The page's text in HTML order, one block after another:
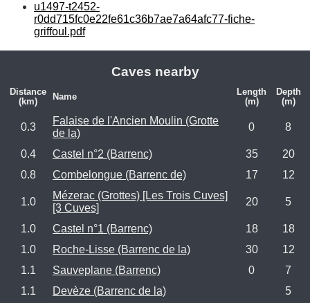
u1497-t2452-
r0dd715fc0e22fe61c36b7ae7a64afc77-fiche-
griffoul.pdf
Caves nearby
Distance
(km)
Name
Length
(m)
Depth
(m)
0.3
Falaise de l'Ancien Moulin (Grotte
de la)
0 8
0.4 Castel n°2 (Barrenc) 35
20
0.8
Combelongue (Barrenc de) 17 12
1.0
Mézerac (Grottes) [Les Trois Cuves]
[3 Cuves]
20 5
1.0 Castel n°1 (Barrenc) 18
18
1.0
Roche-Lisse (Barrenc de la) 30
12
1.1
Sauveplane (Barrenc) 0
7
1.1
Devèze (Barrenc de la) 5